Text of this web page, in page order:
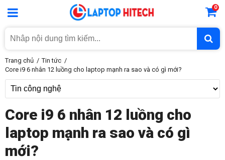
0
Trang chủ
Tin tức
Core i9 6 nhân 12 luồng cho laptop mạnh ra sao và có gì mới?
Core i9 6 nhân 12 luồng cho
laptop mạnh ra sao và có gì
mới?